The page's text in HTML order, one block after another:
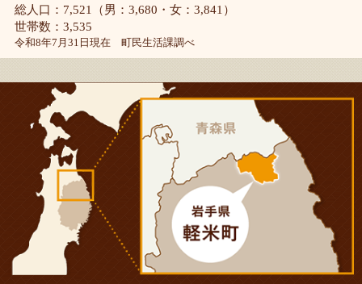
総人口：7,521（男：3,680・女：3,841）
世帯数：3,535
令和8年7月31日現在 町民生活課調べ